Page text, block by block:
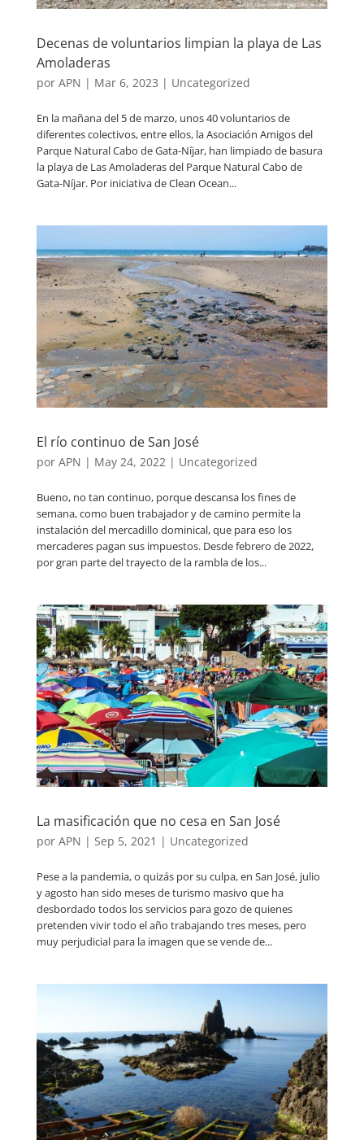
Decenas de voluntarios limpian la playa de Las
Amoladeras
por APN | Mar 6, 2023 | Uncategorized
En la mañana del 5 de marzo, unos 40 voluntarios de
diferentes colectivos, entre ellos, la Asociación Amigos del
Parque Natural Cabo de Gata-Níjar, han limpiado de basura
la playa de Las Amoladeras del Parque Natural Cabo de
Gata-Níjar. Por iniciativa de Clean Ocean...
El río continuo de San José
por APN | May 24, 2022| Uncategorized
Bueno, no tan continuo, porque descansa los fines de
semana, como buen trabajador y de camino permite la
instalación del mercadillo dominical, que para eso los
mercaderes pagan sus impuestos. Desde febrero de 2022,
por gran parte del trayecto de la rambla de los...
La masificación que no cesa en San José
por APN | Sep 5, 2021 | Uncategorized
Pese a la pandemia, o quizás por su culpa, en San José, julio
y agosto han sido meses de turismo masivo que ha
desbordado todos los servicios para gozo de quienes
pretenden vivir todo el año trabajando tres meses, pero
muy perjudicial para la imagen que se vende de...